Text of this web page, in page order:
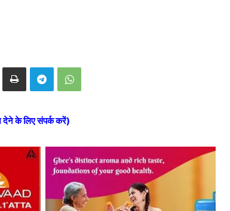
देने के लिए संपर्क करें)